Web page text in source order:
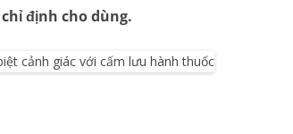
Tim mạch
định cho dùng.